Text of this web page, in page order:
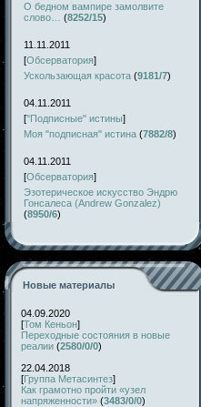
О бедном вампире замолвите
слово…
(8252/15)
11.11.2011
[Обсерватория]
Ускользающая красота (9181/7)
04.11.2011
["Подписные" истины]
Моя "подписная" истина (7882/8)
04.11.2011
[Обсерватория]
Эзотерическое искусство Эндрю
Гонсалеса (Andrew Gonzalez)
(8950/6)
Новые материалы
04.09.2020
[Том Кеньон]
Переходные состояния в новые
реалии (2580/0/0)
22.04.2018
[Группа Метасинтез]
Как грамотно пройти «узел
напряженности» (3483/0/0)